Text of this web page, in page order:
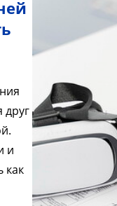
друг
и
как